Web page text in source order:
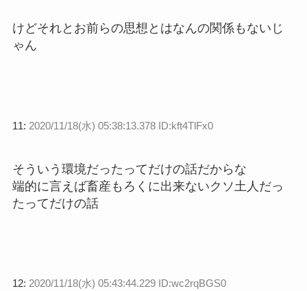
けどそれとお前らの思想とはなんの関係もないじ
ゃん
11: 2020/11/18(水) 05:38:13.378 ID:kft4TlFx0
そういう環境だったってだけの話だからな
端的に言えば畜産もろくに出来ないクソ土人だっ
たってだけの話
12: 2020/11/18(水) 05:43:44.229 ID:wc2rqBGS0